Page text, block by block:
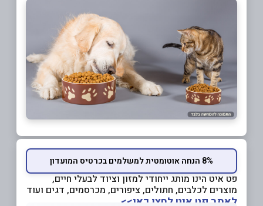
8% הנחה אוטומטית למשלמים בכרטיס המועדון
פט איט הינו מותג ייחודי למזון וציוד לבעלי חיים,
מוצרים לכלבים, חתולים, ציפורים, מכרסמים, דגים ועוד
לאתר פט איט לחצו כאן>>